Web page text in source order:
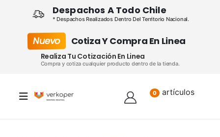
Despachos A Todo Chile
* Despachos Realizados Dentro Del Territorio Nacional.
Nuevo Cotiza Y Compra En Linea
Realiza Tu Cotización En Linea
Compra y cotiza cualquier producto dentro de la tienda.
0 artículos